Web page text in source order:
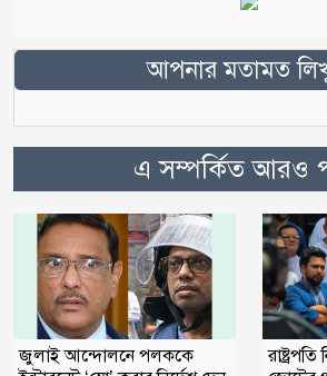
আপনার মতামত
এ সম্পর্কিত আরও
জুলাই আন্দোলনে পলককে